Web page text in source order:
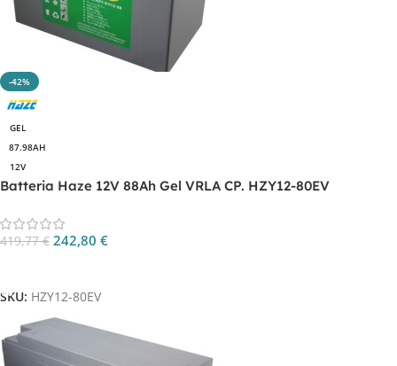
-42%
GEL
87.98AH
12V
Batteria Haze 12V 88Ah Gel VRLA CP. HZY12-80EV
419,77€ 242,80 €
SKU: HZY12-80EV